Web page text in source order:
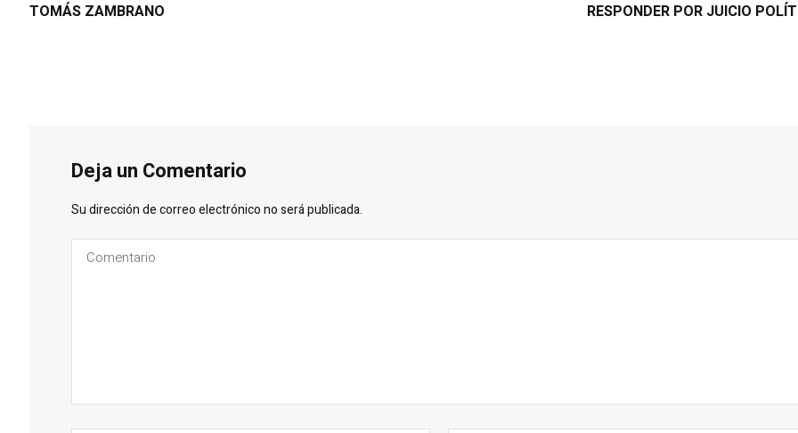
TOMÁS ZAMBRANO
RESPONDER POR JUICIO
Deja un Comentario
Su dirección de correo electrónico no será publicada.